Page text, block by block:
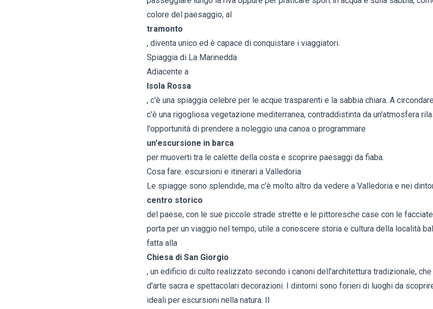
colore del paesaggio, al
tramonto
, diventa unico ed è capace di conquistare i viaggiatori.
Spiaggia di La Marinedda
Adiacente a
Isola Rossa
, c'è una spiaggia celebre per le acque trasparenti e la sabbia chiara. A
c'è una rigogliosa vegetazione mediterranea, contraddistinta da un'atmosfera
l'opportunità di prendere a noleggio una canoa o programmare
un'escursione in barca
per muoverti tra le calette della costa e scoprire paesaggi da fiaba.
Cosa fare: escursioni e itinerari a Valledoria
Le spiagge sono splendide, ma c'è molto altro da vedere a Valledoria e nei
centro storico
del paese, con le sue piccole strade strette e le pittoresche case con le
porta per un viaggio nel tempo, utile a conoscere storia e cultura della località
fatta alla
Chiesa di San Giorgio
, un edificio di culto realizzato secondo i canoni dell'architettura tradizionale,
d'arte sacra e spettacolari decorazioni. I dintorni sono forieri di luoghi da
ideali per escursioni nella natura. Il